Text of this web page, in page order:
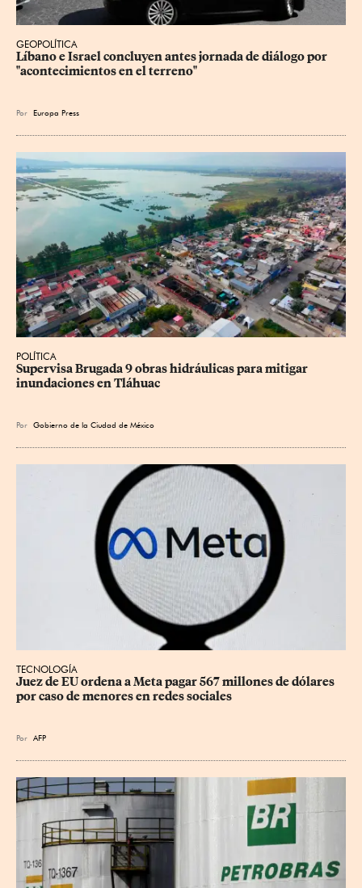
GEOPOLÍTICA
Líbano e Israel concluyen antes jornada de diálogo por
"acontecimientos en el terreno"
Por Europa Press
POLÍTICA
Supervisa Brugada 9 obras hidráulicas para mitigar
inundaciones en Tláhuac
Por Gobierno de la Ciudad de México
TECNOLOGÍA
Juez de EU ordena a Meta pagar 567 millones de dólares
por caso de menores en redes sociales
Por AFP